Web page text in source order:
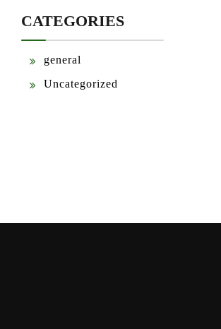
CATEGORIES
general
Uncategorized